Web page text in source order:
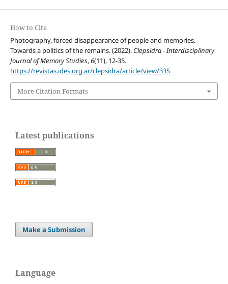
How to Cite
Photography, forced disappearance of people and memories.
Towards a politics of the remains. (2022). Clepsidra - Interdisciplinary
Journal of Memory Studies,6(11), 12-35.
https://revistas.ides.org.ar/clepsidra/article/view/335
More Citation Formats
Latest publications
Make a Submission
Language